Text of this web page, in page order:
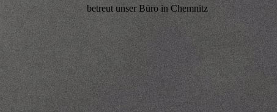
betreut unser Büro in Chemnitz